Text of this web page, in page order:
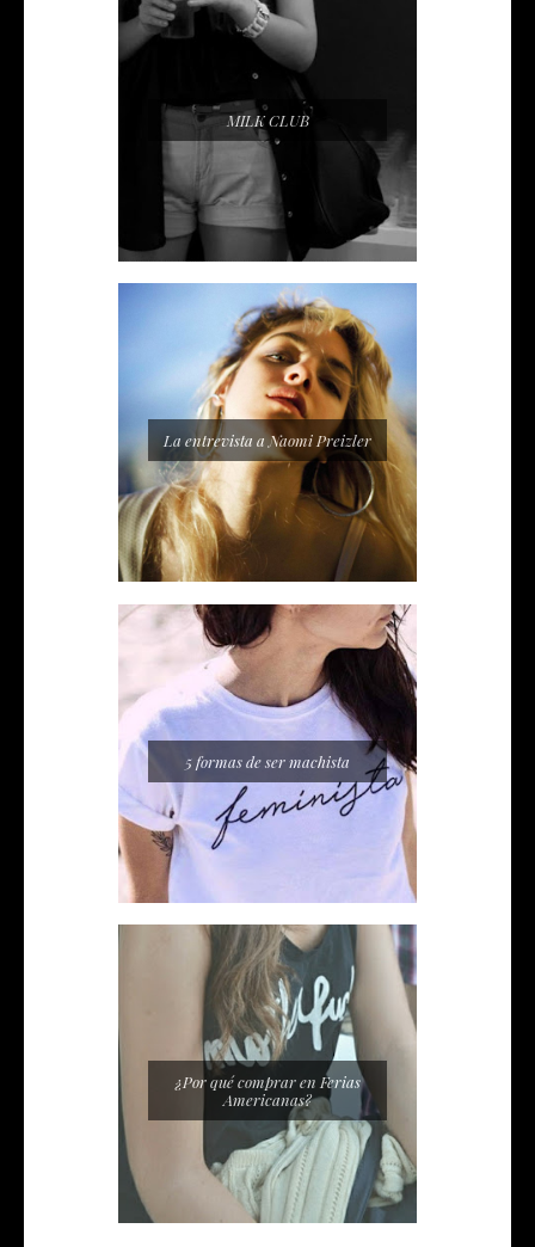
MILK CLUB
La entrevista a Naomi Preizler
5 formas de ser machista
¿Por qué comprar en Ferias
Americanas?